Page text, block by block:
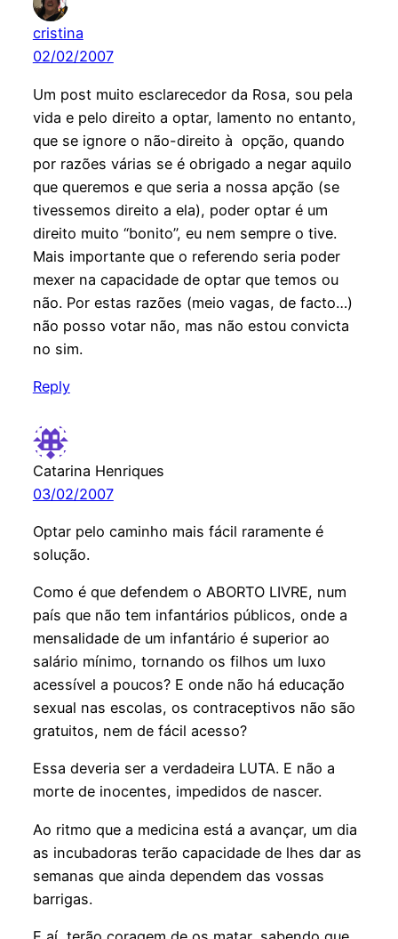
cristina
02/02/2007
Um post muito esclarecedor da Rosa, sou pela
vida e pelo direito a optar, lamento no entanto,
que se ignore o não-direito à opção, quando
por razões várias se é obrigado a negar aquilo
que queremos e que seria a nossa apção (se
tivessemos direito a ela), poder optar é um
direito muito “bonito”, eu nem sempre o tive.
Mais importante que o referendo seria poder
mexer na capacidade de optar que temos ou
não. Por estas razões (meio vagas, de facto…)
não posso votar não, mas não estou convicta
no sim.
Reply
Catarina Henriques
03/02/2007
Optar pelo caminho mais fácil raramente é
solução.
Como é que defendem o ABORTO LIVRE, num
país que não tem infantários públicos, onde a
mensalidade de um infantário é superior ao
salário mínimo, tornando os filhos um luxo
acessível a poucos? E onde não há educação
sexual nas escolas, os contraceptivos não são
gratuitos, nem de fácil acesso?
Essa deveria ser a verdadeira LUTA. E não a
morte de inocentes, impedidos de nascer.
Ao ritmo que a medicina está a avançar, um dia
as incubadoras terão capacidade de lhes dar as
semanas que ainda dependem das vossas
barrigas.